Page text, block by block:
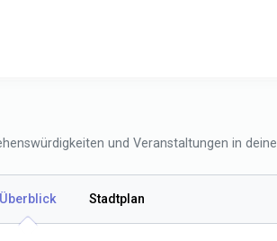
und Veranstaltungen in
Überblick Stadtplan